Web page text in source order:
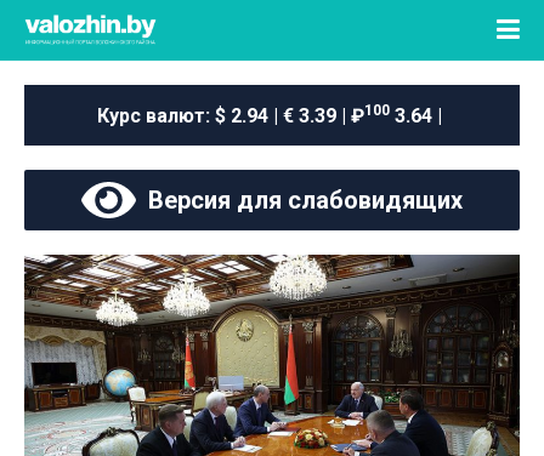
Курс валют: $ 2.94 | € 3.39 | ₽100 3.64 |
Версия для слабовидящих